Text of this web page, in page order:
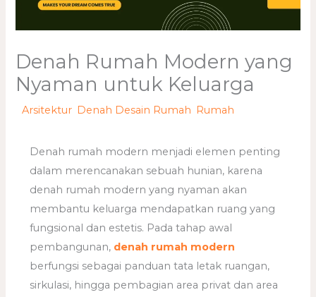
Denah Rumah Modern yang
Nyaman untuk Keluarga
/Arsitektur Denah Desain Rumah Rumah
Denah rumah modern menjadi elemen penting
dalam merencanakan sebuah hunian, karena
denah rumah modern yang nyaman akan
membantu keluarga mendapatkan ruang yang
fungsional dan estetis. Pada tahap awal
pembangunan, denah rumah modern
berfungsi sebagai panduan tata letak ruangan,
sirkulasi, hingga pembagian area privat dan area